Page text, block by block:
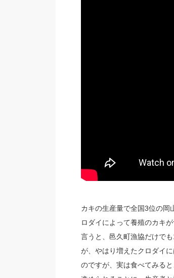
カキの生産量で全国3位の岡
ロダイによって養殖のカキ
言うと、邑久町漁協だけで
が、やはり増えたクロダイ
のですが、実は食べてみる